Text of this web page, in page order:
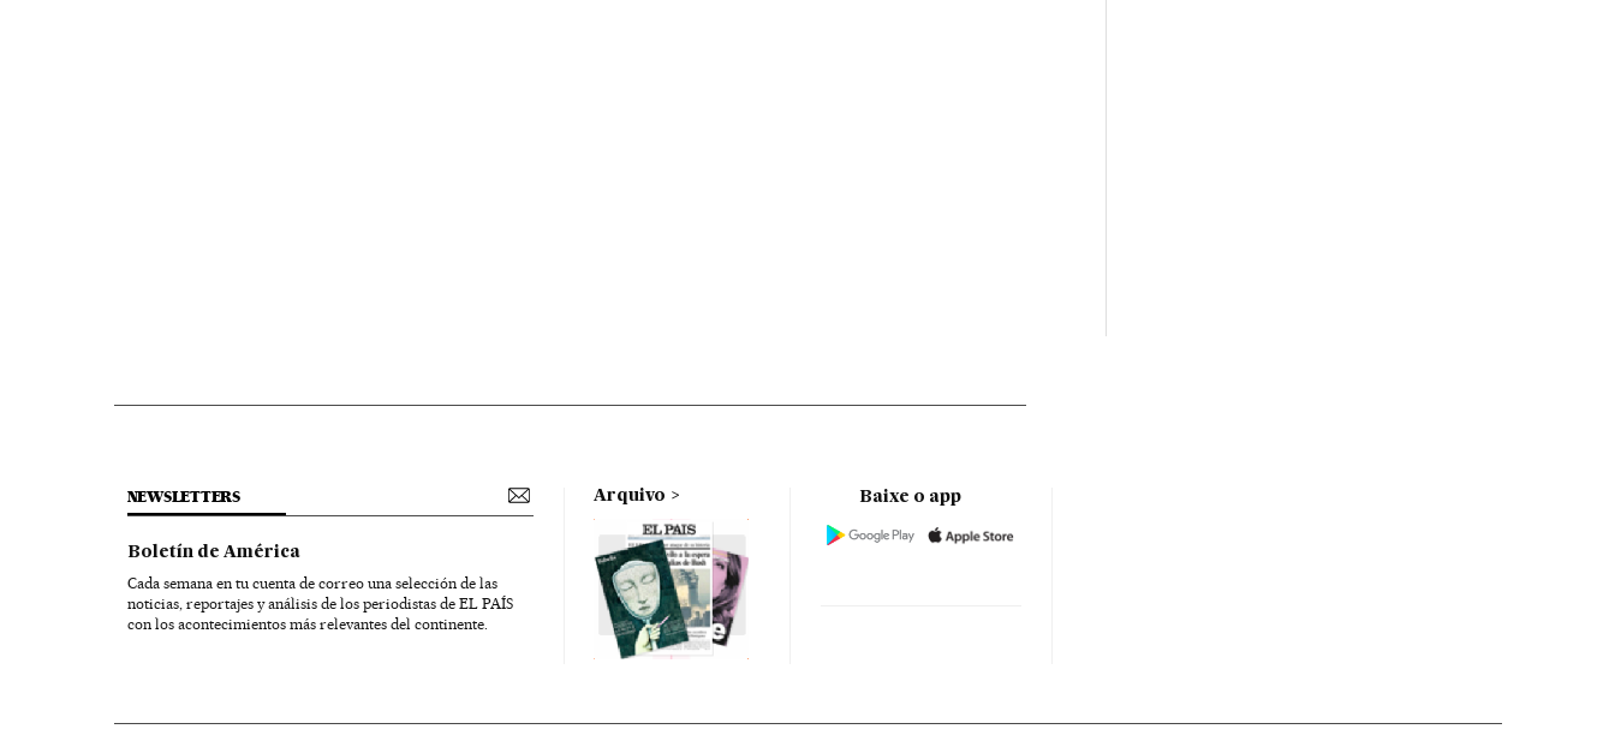
NEWSLETTERS
Boletín de América
Cada semana en tu cuenta de correo una selección de las
noticias, reportajes y análisis de los periodistas de EL PAÍS
con los acontecimientos más relevantes del continente.
Arquivo Baixe o app